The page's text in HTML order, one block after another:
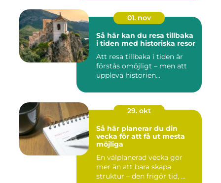
01. nov
Så här kan du resa tillbaka
i tiden med historiska resor
Att resa tillbaka i tiden är
förstås omöjligt – men att
uppleva historien...
29. okt
Så här planerar du din
vecka för att få ut mesta
möjliga
En välplanerad vecka gör
mer än att bara skapa
struktur – den frigör tid, ...